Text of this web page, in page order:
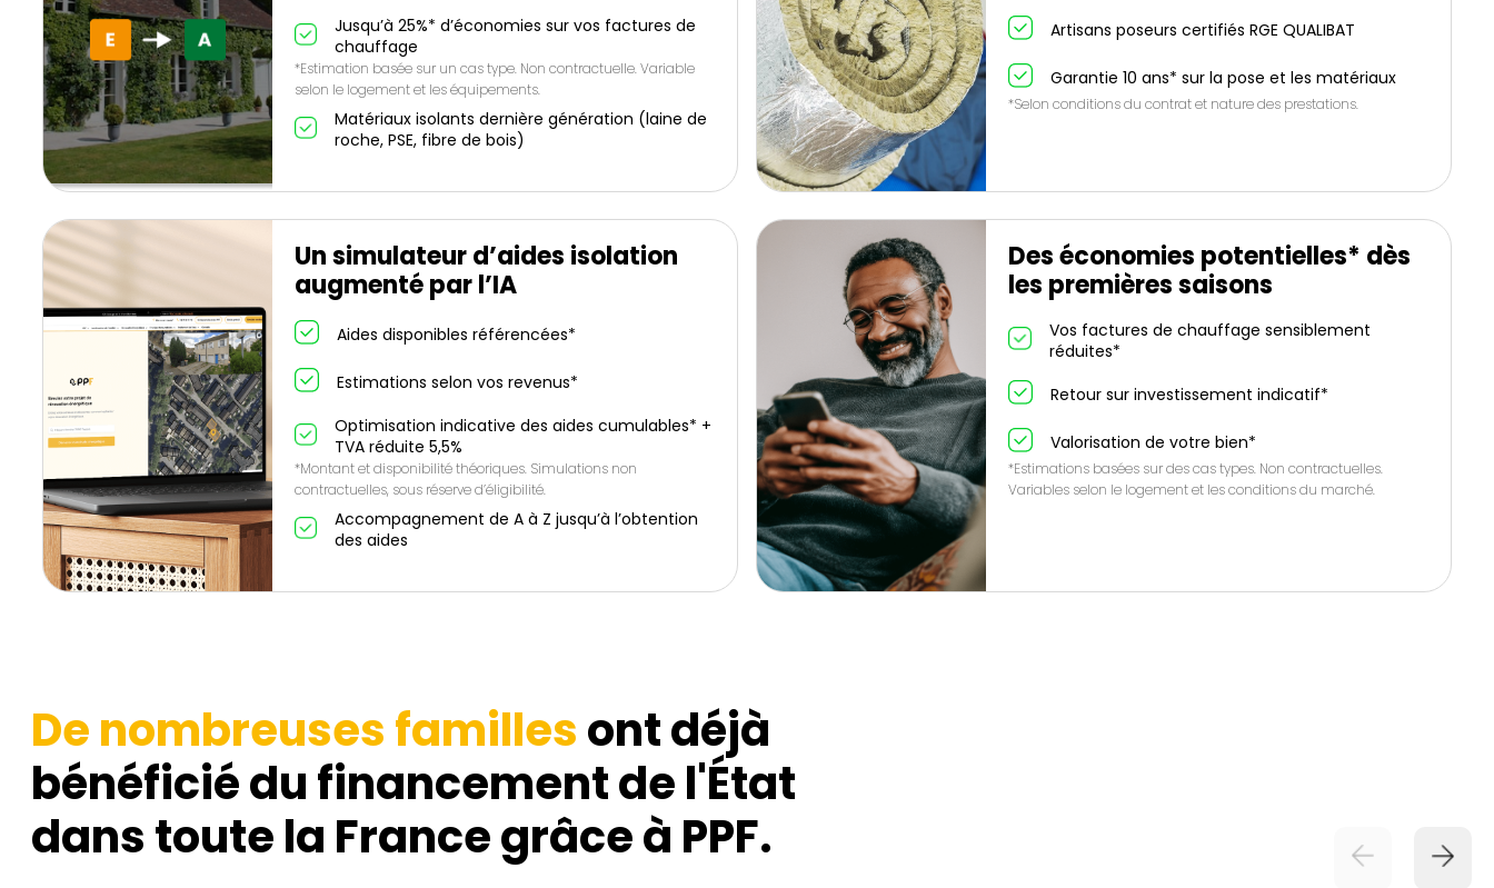
Jusqu’à 25%* d’économies sur vos factures de
chauffage
*Estimation basée sur un cas type. Non contractuelle. Variable
selon le logement et les équipements.
Matériaux isolants dernière génération (laine de
roche, PSE, fibre de bois)
Artisans poseurs certifiés RGE QUALIBAT
Garantie 10 ans* sur la pose et les matériaux
*Selon conditions du contrat et nature des prestations.
Un simulateur d’aides isolation
augmenté par l’IA
Aides disponibles référencées*
Estimations selon vos revenus*
Optimisation indicative des aides cumulables* +
TVA réduite 5,5%
*Montant et disponibilité théoriques. Simulations non
contractuelles, sous réserve d’éligibilité.
Accompagnement de A à Z jusqu’à l’obtention
des aides
Des économies potentielles* dès
les premières saisons
Vos factures de chauffage sensiblement
réduites*
Retour sur investissement indicatif*
Valorisation de votre bien*
*Estimations basées sur des cas types. Non contractuelles.
Variables selon le logement et les conditions du marché.
De nombreuses famillesont déjà
bénéficié du financement de l'État
dans toute la France grâce à PPF.